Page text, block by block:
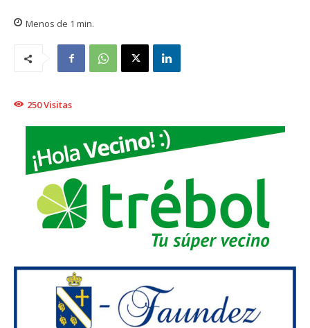
Menos de 1 min.
250Visitas